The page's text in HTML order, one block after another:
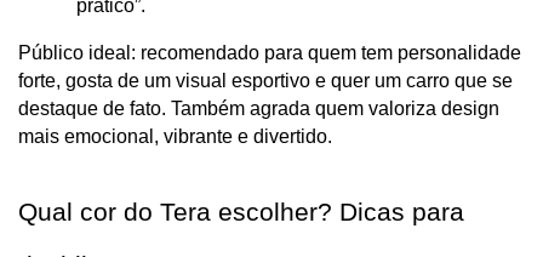
prático”.
Público ideal: recomendado para quem tem personalidade
forte, gosta de um visual esportivo e quer um carro que se
destaque de fato. Também agrada quem valoriza design
mais emocional, vibrante e divertido.
Qual cor do Tera escolher? Dicas para